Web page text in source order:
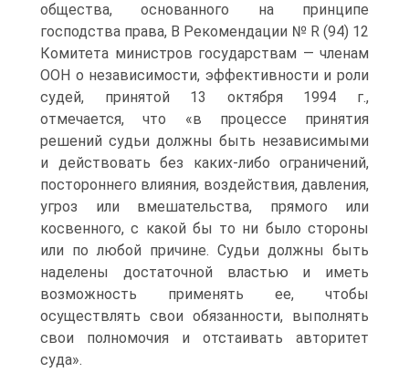
общества, основанного на принципе
господства права, В Рекомендации № R (94) 12
Комитета министров государствам — членам
ООН о независимости, эффективности и роли
судей, принятой 13 октября 1994 г.,
отмечается, что «в процессе принятия
решений судьи должны быть независимыми
и действовать без каких-либо ограничений,
постороннего влияния, воздействия, давления,
угроз или вмешательства, прямого или
косвенного, с какой бы то ни было стороны
или по любой причине. Судьи должны быть
наделены достаточной властью и иметь
возможность применять ее, чтобы
осуществлять свои обязанности, выполнять
свои полномочия и отстаивать авторитет
суда».